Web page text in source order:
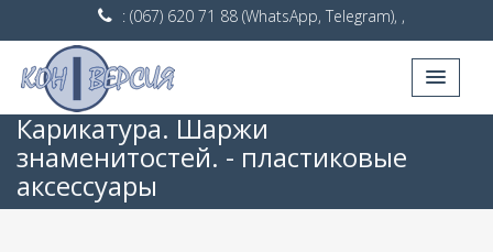
: (067) 620 71 88 (WhatsApp, Telegram), ,
Карикатура. Шаржи
знаменитостей. - пластиковые
аксессуары